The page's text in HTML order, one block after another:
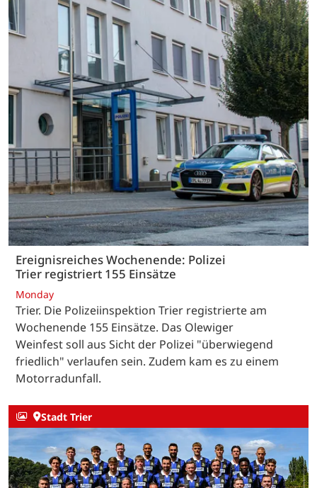
Ereignisreiches Wochenende: Polizei
Trier registriert 155 Einsätze
Monday
Trier. Die Polizeiinspektion Trier registrierte am
Wochenende 155 Einsätze. Das Olewiger
Weinfest soll aus Sicht der Polizei "überwiegend
friedlich" verlaufen sein. Zudem kam es zu einem
Motorradunfall.
Stadt Trier